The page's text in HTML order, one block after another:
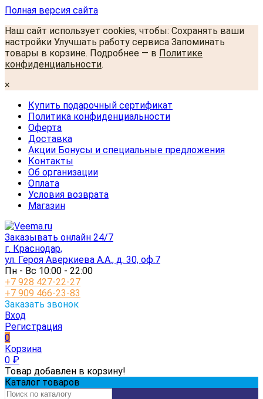
Полная версия сайта
Наш сайт использует cookies, чтобы: Сохранять ваши
настройки Улучшать работу сервиса Запоминать
товары в корзине. Подробнее — в Политике
конфиденциальности.
×
Купить подарочный сертификат
Политика конфиденциальности
Оферта
Доставка
Акции Бонусы и специальные предложения
Контакты
Об организации
Оплата
Условия возврата
Магазин
Заказывать онлайн 24/7
г. Краснодар,
ул. Героя Аверкиева А.А., д. 30, оф.7
Пн - Вс 10:00 - 22:00
+7 928 427-22-27
+7 909 466-23-83
Заказать звонок
Вход
Регистрация
0
Корзина
0 ₽
Товар добавлен в корзину!
Каталог товаров